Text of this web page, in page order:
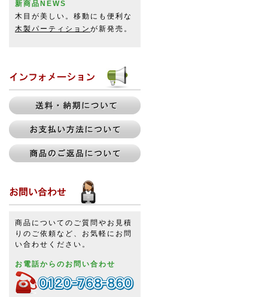
新商品NEWS
木目が美しい。移動にも便利な
木製パーティション が新発売。
商品についてのご質問やお見積
りのご依頼など、お気軽にお問
い合わせください。
お電話からのお問い合わせ